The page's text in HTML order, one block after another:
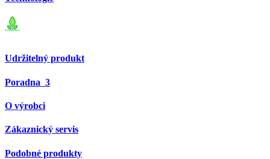
Udržitelný produkt
Poradna 3
O výrobci
Zákaznický servis
Podobné produkty